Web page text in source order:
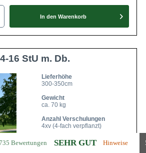
Bewertungen SEHR GUT Hinweise
In den Warenkorb
16 StU m. Db.
Lieferhöhe
300-350cm
Gewicht
ca. 70 kg
Anzahl Verschulungen
4xv (4-fach verpflanzt)
Lieferbar ab KW43